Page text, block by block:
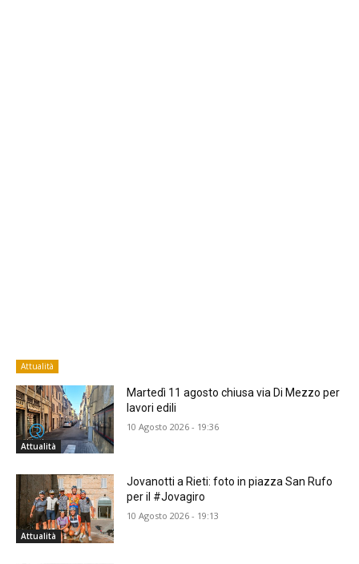
Attualità
Attualità
Martedì 11 agosto chiusa via Di Mezzo per
lavori edili
10 Agosto 2026 - 19:36
Attualità
Jovanotti a Rieti: foto in piazza San Rufo
per il #Jovagiro
10 Agosto 2026 - 19:13